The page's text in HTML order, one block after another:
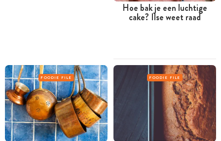
Hoe bak je een luchtige
cake? Ilse weet raad
FOODIE FILE FOODIE FILE